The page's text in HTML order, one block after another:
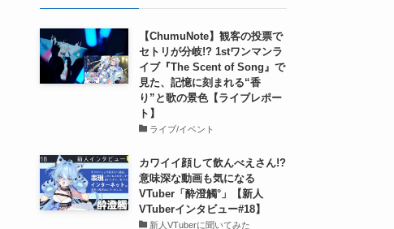
【ChumuNote】観客の投票で
セトリが分岐!? 1stワンマンラ
イブ『The Scent of Song』で
見た、記憶に刻まれる“香
り”と歌の景色【ライブレポー
ト】
ライブ/イベント
カワイイ顔して飲んべえさん!?
意味深な動画も気になる
VTuber「酔澄觸°」【新人
VTuberインタビュー#18】
新人VTuberに聞いてみた